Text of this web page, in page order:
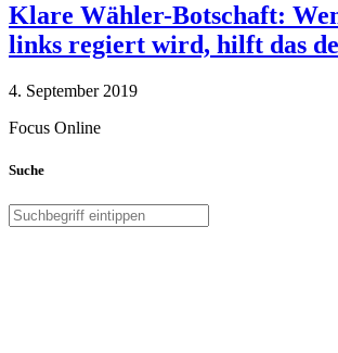
Klare Wähler-Botschaft:
links regiert wird, hilft das
4. September 2019
Focus Online
Suche